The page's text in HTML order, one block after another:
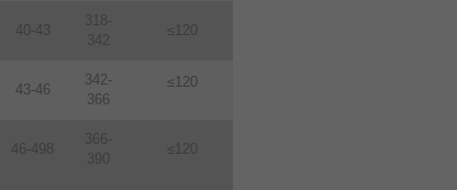
40-43
318-
342
≤120
43-46
342-
366
≤120
46-498
366-
390
≤120